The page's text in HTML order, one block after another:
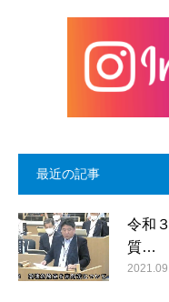
最近の記事
令和
質…